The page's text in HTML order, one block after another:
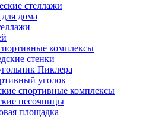
стеллажи
дома
комплексы
стенки
Пиклера
уголок
спортивные комплексы
песочницы
площадка